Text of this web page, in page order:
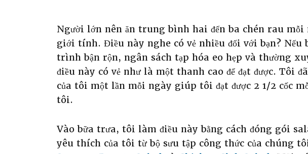
Người lớn nên ăn trung bình hai đến ba chén rau
giới tính. Điều này nghe có vẻ nhiều đối với bạn? Nếu
trình bận rộn, ngân sách tạp hóa eo hẹp và thường
điều này có vẻ như là một thanh cao để đạt được. Tôi
của tôi một lần mỗi ngày giúp tôi đạt được 2 1/2 cốc
tôi.
Vào bữa trưa, tôi làm điều này bằng cách đóng gói
yêu thích của tôi từ bộ sưu tập công thức của chúng